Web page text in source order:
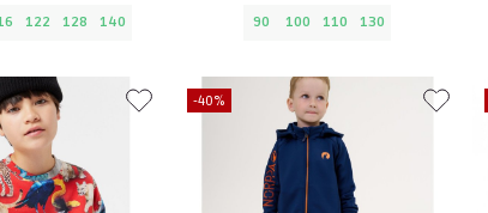
122 128 140 90 100 110 130
-40%